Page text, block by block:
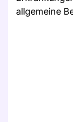
allgemeine